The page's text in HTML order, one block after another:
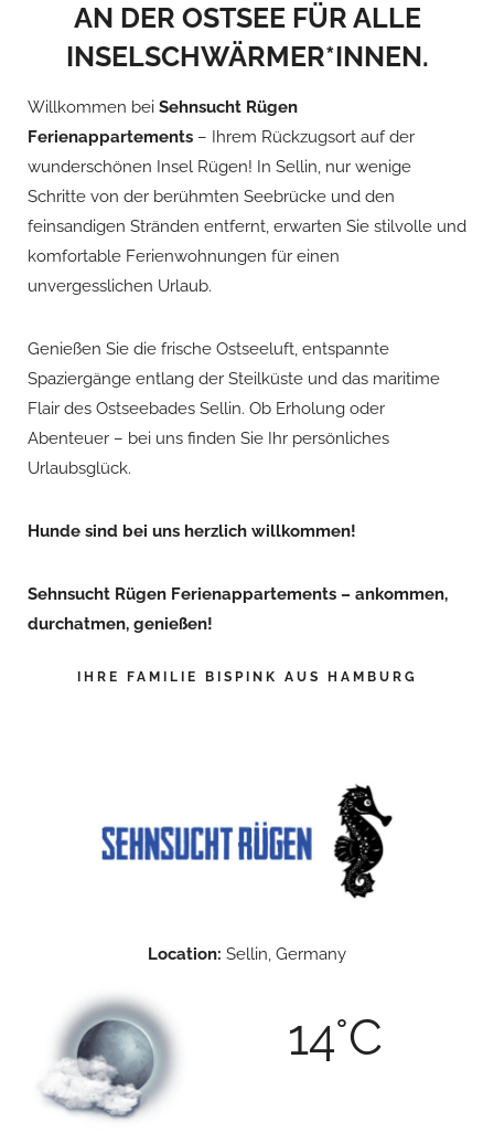
AN DER OSTSEE FÜR ALLE
INSELSCHWÄRMER*INNEN.
Willkommen bei Sehnsucht Rügen
Ferienappartements – Ihrem Rückzugsort auf der
wunderschönen Insel Rügen! In Sellin, nur wenige
Schritte von der berühmten Seebrücke und den
feinsandigen Stränden entfernt, erwarten Sie stilvolle und
komfortable Ferienwohnungen für einen
unvergesslichen Urlaub.
Genießen Sie die frische Ostseeluft, entspannte
Spaziergänge entlang der Steilküste und das maritime
Flair des Ostseebades Sellin. Ob Erholung oder
Abenteuer – bei uns finden Sie Ihr persönliches
Urlaubsglück.
Hunde sind bei uns herzlich willkommen!
Sehnsucht Rügen Ferienappartements – ankommen,
durchatmen, genießen!
IHRE FAMILIE BISPINK AUS HAMBURG
Location: Sellin , Germany
14°C